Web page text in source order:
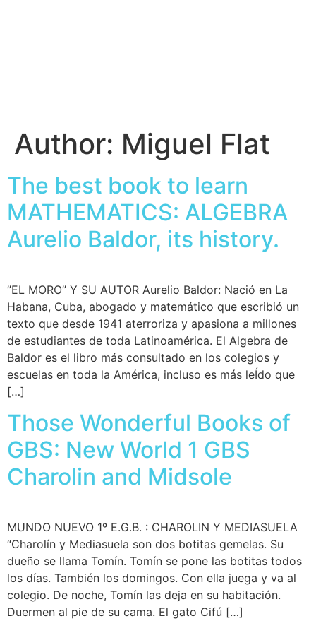
Author: Miguel Flat
The best book to learn
MATHEMATICS: ALGEBRA
Aurelio Baldor, its history.
”EL MORO” Y SU AUTOR Aurelio Baldor: Nació en La
Habana, Cuba, abogado y matemático que escribió un
texto que desde 1941 aterroriza y apasiona a millones
de estudiantes de toda Latinoamérica. El Algebra de
Baldor es el libro más consultado en los colegios y
escuelas en toda la América, incluso es más leÍdo que
[…]
Those Wonderful Books of
GBS: New World 1 GBS
Charolin and Midsole
MUNDO NUEVO 1º E.G.B. : CHAROLIN Y MEDIASUELA
“Charolín y Mediasuela son dos botitas gemelas. Su
dueño se llama Tomín. Tomín se pone las botitas todos
los días. También los domingos. Con ella juega y va al
colegio. De noche, Tomín las deja en su habitación.
Duermen al pie de su cama. El gato Cifú […]